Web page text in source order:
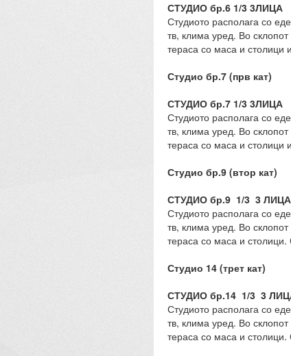
СТУДИО бр.6 1/3 3ЛИЦА
Студиото располага со
тв, клима уред. Во
тераса со маса и столици
Студио бр.7 (прв кат)
СТУДИО бр.7 1/3 3ЛИЦА
Студиото располага со
тв, клима уред. Во
тераса со маса и столици
Студио бр.9 (втор кат)
СТУДИО бр.9 1/3 3 ЛИЦА
Студиото располага со
тв, клима уред. Во
тераса со маса и столици.
Студио 14 (трет кат)
СТУДИО бр.14 1/3 3
Студиото располага со
тв, клима уред. Во
тераса со маса и столици.